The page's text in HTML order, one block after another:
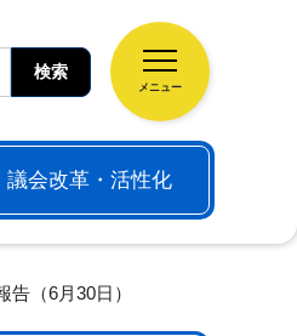
メニュー
議会改革・活性化
（6月30日）